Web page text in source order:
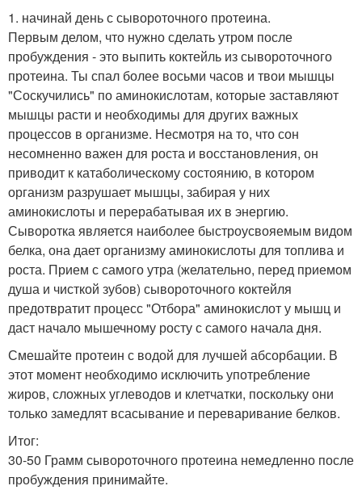
1. начинай день с сывороточного протеина.
Первым делом, что нужно сделать утром после
пробуждения - это выпить коктейль из сывороточного
протеина. Ты спал более восьми часов и твои мышцы
"Соскучились" по аминокислотам, которые заставляют
мышцы расти и необходимы для других важных
процессов в организме. Несмотря на то, что сон
несомненно важен для роста и восстановления, он
приводит к катаболическому состоянию, в котором
организм разрушает мышцы, забирая у них
аминокислоты и перерабатывая их в энергию.
Сыворотка является наиболее быстроусвояемым видом
белка, она дает организму аминокислоты для топлива и
роста. Прием с самого утра (желательно, перед приемом
душа и чисткой зубов) сывороточного коктейля
предотвратит процесс "Отбора" аминокислот у мышц и
даст начало мышечному росту с самого начала дня.
Смешайте протеин с водой для лучшей абсорбации. В
этот момент необходимо исключить употребление
жиров, сложных углеводов и клетчатки, поскольку они
только замедлят всасывание и переваривание белков.
Итог:
30-50 Грамм сывороточного протеина немедленно после
пробуждения принимайте.